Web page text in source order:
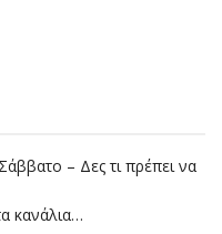
– Δες τι πρέπει να
κανάλια…